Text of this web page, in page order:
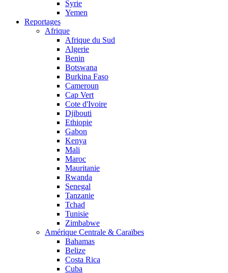
Syrie
Yemen
Reportages
Afrique
Afrique du Sud
Algerie
Benin
Botswana
Burkina Faso
Cameroun
Cap Vert
Cote d'Ivoire
Djibouti
Ethiopie
Gabon
Kenya
Mali
Maroc
Mauritanie
Rwanda
Senegal
Tanzanie
Tchad
Tunisie
Zimbabwe
Amérique Centrale & Caraïbes
Bahamas
Belize
Costa Rica
Cuba